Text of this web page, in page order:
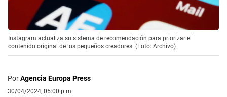
Instagram actualiza su sistema de recomendación para priorizar el
contenido original de los pequeños creadores. (Foto: Archivo)
PorAgencia Europa Press
30/04/2024, 05:00 p.m.